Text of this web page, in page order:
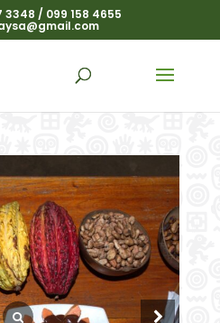
3348 / 099 158 4655